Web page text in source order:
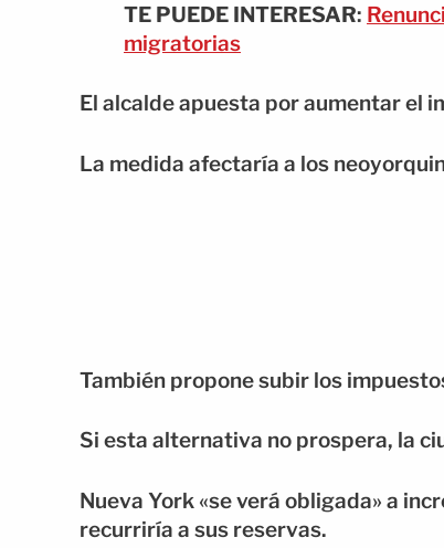
TE PUEDE INTERESAR:
migratorias
El alcalde apuesta por aumentar el
La medida afectaría a los
También propone subir los
Si esta alternativa no prospera, la
Nueva York «se verá obligada» a
recurriría a sus reservas.